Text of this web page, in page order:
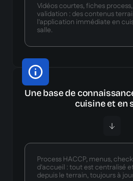
Vidéos courtes, fiches
validation : des contenus
l'application immédiate en
salle.
Une base de
cuisine et en
Process HACCP, menus,
d'accueil : tout est centralisé
depuis le terrain, toujours à